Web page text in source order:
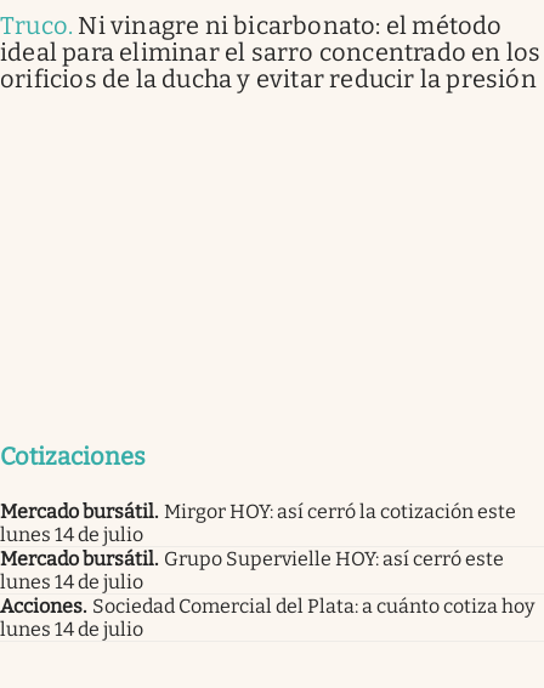
Truco. Ni vinagre ni bicarbonato: el método
ideal para eliminar el sarro concentrado en los
orificios de la ducha y evitar reducir la presión
Cotizaciones
Mercado bursátil. Mirgor HOY: así cerró la cotización este
lunes 14 de julio
Mercado bursátil. Grupo Supervielle HOY: así cerró este
lunes 14 de julio
Acciones. Sociedad Comercial del Plata: a cuánto cotiza hoy
lunes 14 de julio